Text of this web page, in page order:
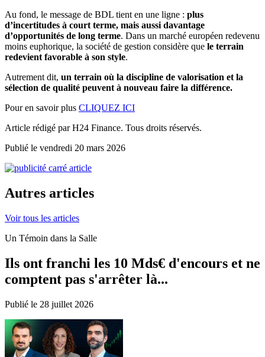
Au fond, le message de BDL tient en une ligne : plus
d’incertitudes à court terme, mais aussi davantage
d’opportunités de long terme. Dans un marché européen redevenu
moins euphorique, la société de gestion considère que le terrain
redevient favorable à son style.
Autrement dit, un terrain où la discipline de valorisation et la
sélection de qualité peuvent à nouveau faire la différence.
Pour en savoir plus CLIQUEZ ICI
Article rédigé par H24 Finance. Tous droits réservés.
Publié le vendredi 20 mars 2026
Autres articles
Voir tous les articles
Un Témoin dans la Salle
Ils ont franchi les 10 Mds€ d'encours et ne
comptent pas s'arrêter là...
Publié le 28 juillet 2026